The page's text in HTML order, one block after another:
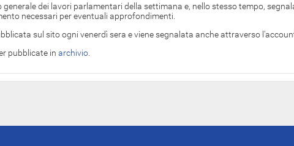
dei lavori parlamentari della settimana e, nello stesso tempo,
necessari per eventuali approfondimenti.
sul sito ogni venerdì sera e viene segnalata anche attraverso
pubblicate in archivio